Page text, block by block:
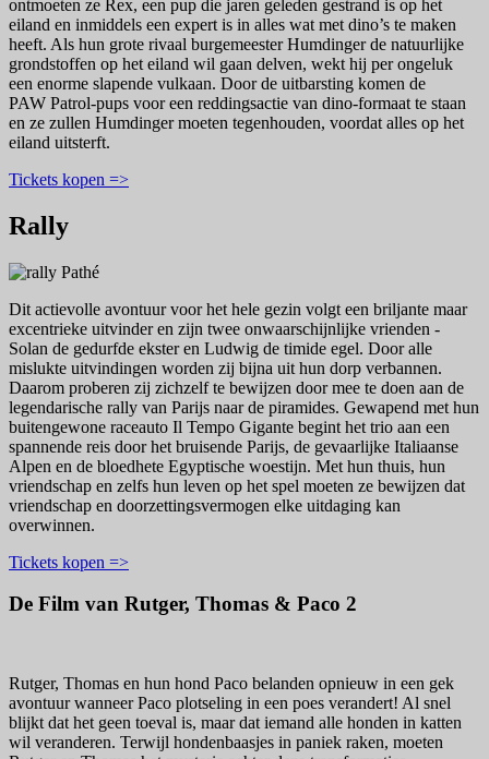
ontmoeten ze Rex, een pup die jaren geleden gestrand is op het
eiland en inmiddels een expert is in alles wat met dino’s te maken
heeft. Als hun grote rivaal burgemeester Humdinger de natuurlijke
grondstoffen op het eiland wil gaan delven, wekt hij per ongeluk
een enorme slapende vulkaan. Door de uitbarsting komen de
PAW Patrol-pups voor een reddingsactie van dino-formaat te staan
en ze zullen Humdinger moeten tegenhouden, voordat alles op het
eiland uitsterft.
Tickets kopen =>
Rally
Dit actievolle avontuur voor het hele gezin volgt een briljante maar
excentrieke uitvinder en zijn twee onwaarschijnlijke vrienden -
Solan de gedurfde ekster en Ludwig de timide egel. Door alle
mislukte uitvindingen worden zij bijna uit hun dorp verbannen.
Daarom proberen zij zichzelf te bewijzen door mee te doen aan de
legendarische rally van Parijs naar de piramides. Gewapend met hun
buitengewone raceauto Il Tempo Gigante begint het trio aan een
spannende reis door het bruisende Parijs, de gevaarlijke Italiaanse
Alpen en de bloedhete Egyptische woestijn. Met hun thuis, hun
vriendschap en zelfs hun leven op het spel moeten ze bewijzen dat
vriendschap en doorzettingsvermogen elke uitdaging kan
overwinnen.
Tickets kopen =>
De Film van Rutger, Thomas & Paco 2
Rutger, Thomas en hun hond Paco belanden opnieuw in een gek
avontuur wanneer Paco plotseling in een poes verandert! Al snel
blijkt dat het geen toeval is, maar dat iemand alle honden in katten
wil veranderen. Terwijl hondenbaasjes in paniek raken, moeten